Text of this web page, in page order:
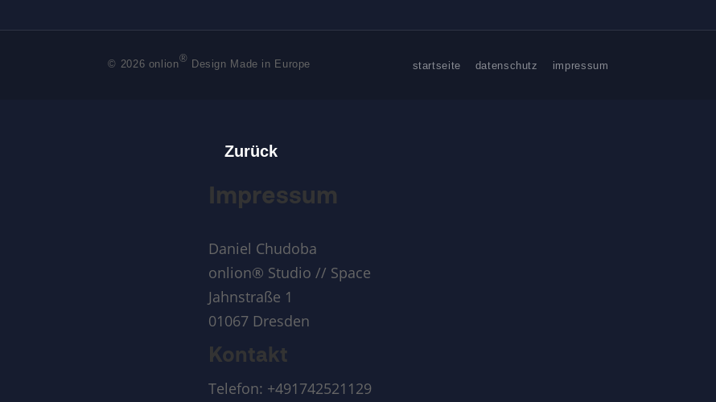
© 2026 onlion® Design Made in Europe startseite datenschutz impressum
Zurück
Impressum
Daniel Chudoba
onlion® Studio // Space
Jahnstraße 1
01067 Dresden
Kontakt
Telefon: +491742521129